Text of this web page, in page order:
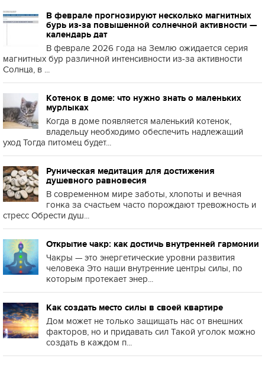
В феврале прогнозируют несколько магнитных
бурь из-за повышенной солнечной активности —
календарь дат
В феврале 2026 года на Землю ожидается серия
магнитных бур различной интенсивности из-за активности
Солнца, в ...
Котенок в доме: что нужно знать о маленьких
мурлыках
Когда в доме появляется маленький котенок,
владельцу необходимо обеспечить надлежащий
уход Тогда питомец будет...
Руническая медитация для достижения
душевного равновесия
В современном мире заботы, хлопоты и вечная
гонка за счастьем часто порождают тревожность и
стресс Обрести душ...
Открытие чакр: как достичь внутренней гармонии
Чакры — это энергетические уровни развития
человека Это наши внутренние центры силы, по
которым протекает энер...
Как создать место силы в своей квартире
Дом может не только защищать нас от внешних
факторов, но и придавать сил Такой уголок можно
создать в каждом п...